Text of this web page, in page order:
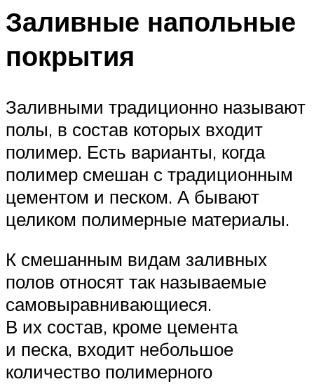
Заливные напольные
покрытия
Заливными традиционно называют
полы, в состав которых входит
полимер. Есть варианты, когда
полимер смешан с традиционным
цементом и песком. А бывают
целиком полимерные материалы.
К смешанным видам заливных
полов относят так называемые
самовыравнивающиеся.
В их состав, кроме цемента
и песка, входит небольшое
количество полимерного